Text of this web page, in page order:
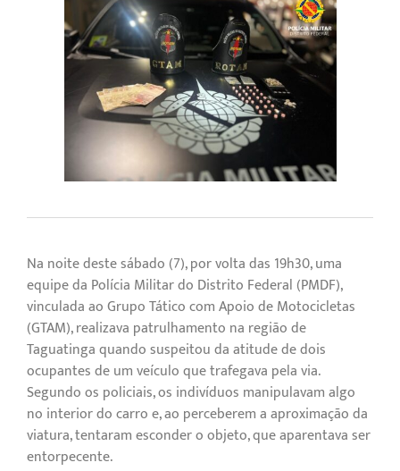
Na noite deste sábado (7), por volta das 19h30, uma
equipe da Polícia Militar do Distrito Federal (PMDF),
vinculada ao Grupo Tático com Apoio de Motocicletas
(GTAM), realizava patrulhamento na região de
Taguatinga quando suspeitou da atitude de dois
ocupantes de um veículo que trafegava pela via.
Segundo os policiais, os indivíduos manipulavam algo
no interior do carro e, ao perceberem a aproximação da
viatura, tentaram esconder o objeto, que aparentava ser
entorpecente.